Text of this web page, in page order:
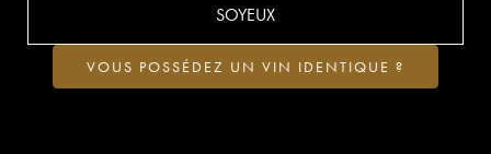
SOYEUX
VOUS POSSÉDEZ UN VIN IDENTIQUE ?